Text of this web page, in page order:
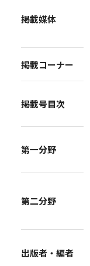
掲載媒体
掲載コーナー
掲載号目次
第一分野
第二分野
出版者・編者